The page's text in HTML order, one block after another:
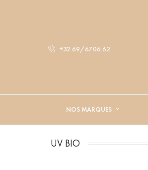
+32.69/67.06.62
NOS MARQUES
UV BIO